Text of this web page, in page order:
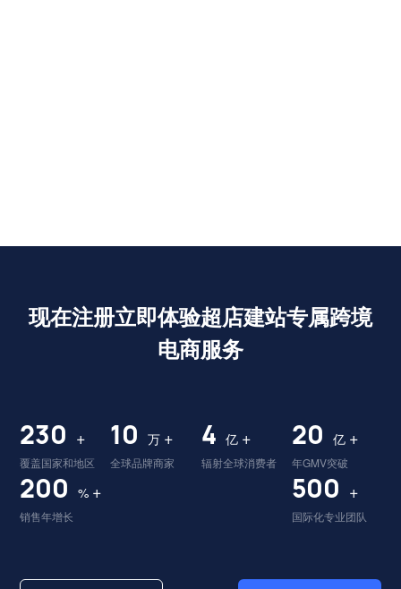
现在注册立即体验超店建站专属跨境
电商服务
230 +
覆盖国家和地区
10 万 +
全球品牌商家
4 亿 +
辐射全球消费者
20 亿 +
年GMV突破
200 % +
销售年增长
500 +
国际化专业团队